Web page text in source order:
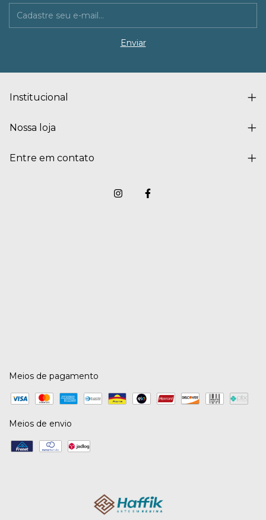
Institucional
Nossa loja
Entre em contato
Meios de pagamento
Meios de envio